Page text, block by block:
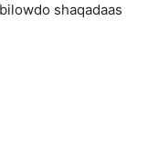
shaqadaas